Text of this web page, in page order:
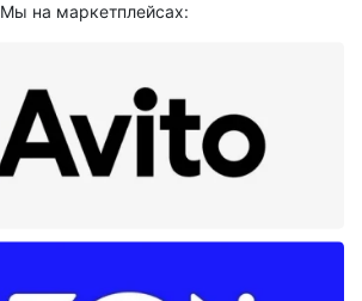
Мы на маркетплейсах: